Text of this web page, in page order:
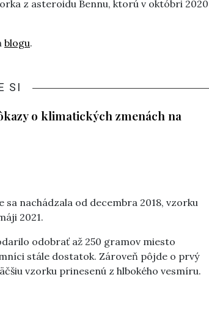
z asteroidu Bennu, ktorú v októbri 2020
blogu.
SI
o klimatických zmenách na
nachádzala od decembra 2018, vzorku
2021.
odobrať až 250 gramov miesto
stále dostatok. Zároveň pôjde o prvý
vzorku prinesenú z hlbokého vesmíru.